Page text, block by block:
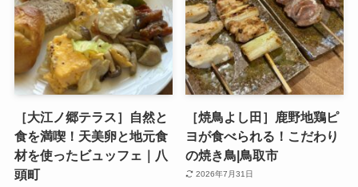
［大江ノ郷テラス］自然と
食を満喫！天美卵と地元食
材を使ったビュッフェ｜八
頭町
［焼鳥よし田］鹿野地鶏ピ
ヨが食べられる！こだわり
の焼き鳥|鳥取市
2026年7月31日